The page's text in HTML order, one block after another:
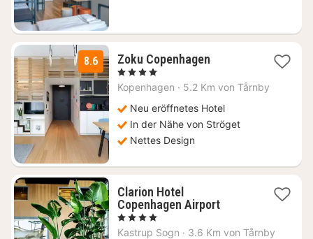
8.6 Zoku Copenhagen1
ab
€
, 4 Sterne
Kopenhagen · 5.2 Km von Tårnby
Neu eröffnetes Hotel
In der Nähe von Ströget
Nettes Design
Clarion Hotel
Copenhagen Airport1
ab
, 4 Sterne
Kastrup Sogn · 3.6 Km von Tårnby